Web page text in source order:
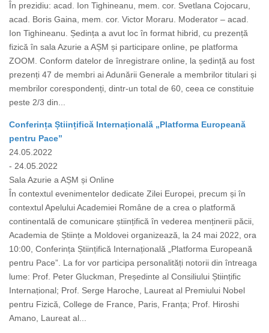
În prezidiu: acad. Ion Tighineanu, mem. cor. Svetlana Cojocaru,
acad. Boris Gaina, mem. cor. Victor Moraru. Moderator – acad.
Ion Tighineanu. Ședința a avut loc în format hibrid, cu prezență
fizică în sala Azurie a AȘM și participare online, pe platforma
ZOOM. Conform datelor de înregistrare online, la ședință au fost
prezenți 47 de membri ai Adunării Generale a membrilor titulari și
membrilor corespondenți, dintr-un total de 60, ceea ce constituie
peste 2/3 din...
Conferința Științifică Internațională „Platforma Europeană
pentru Pace”
24.05.2022
- 24.05.2022
Sala Azurie a AȘM și Online
În contextul evenimentelor dedicate Zilei Europei, precum și în
contextul Apelului Academiei Române de a crea o platformă
continentală de comunicare științifică în vederea menținerii păcii,
Academia de Științe a Moldovei organizează, la 24 mai 2022, ora
10:00, Conferința Științifică Internațională „Platforma Europeană
pentru Pace”. La for vor participa personalități notorii din întreaga
lume: Prof. Peter Gluckman, Președinte al Consiliului Științific
Internațional; Prof. Serge Haroche, Laureat al Premiului Nobel
pentru Fizică, College de France, Paris, Franța; Prof. Hiroshi
Amano, Laureat al...